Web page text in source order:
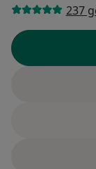
237